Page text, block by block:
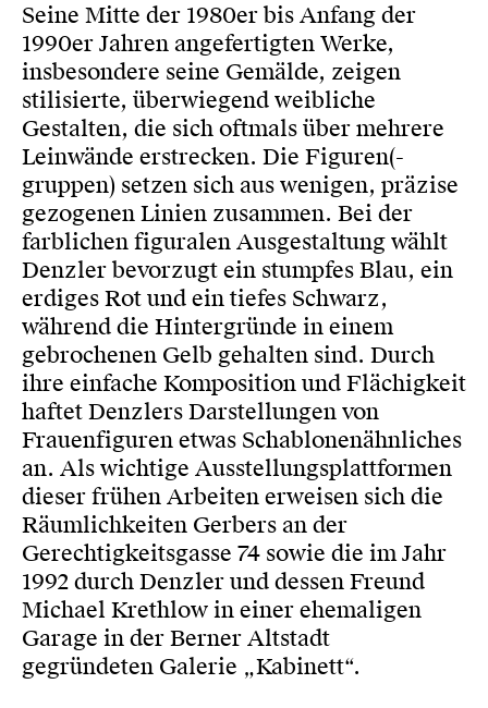
Seine Mitte der 1980er bis Anfang der
1990er Jahren angefertigten Werke,
insbesondere seine Gemälde, zeigen
stilisierte, überwiegend weibliche
Gestalten, die sich oftmals über mehrere
Leinwände erstrecken. Die Figuren(-
gruppen) setzen sich aus wenigen, präzise
gezogenen Linien zusammen. Bei der
farblichen figuralen Ausgestaltung wählt
Denzler bevorzugt ein stumpfes Blau, ein
erdiges Rot und ein tiefes Schwarz,
während die Hintergründe in einem
gebrochenen Gelb gehalten sind. Durch
ihre einfache Komposition und Flächigkeit
haftet Denzlers Darstellungen von
Frauenfiguren etwas Schablonenähnliches
an. Als wichtige Ausstellungsplattformen
dieser frühen Arbeiten erweisen sich die
Räumlichkeiten Gerbers an der
Gerechtigkeitsgasse 74 sowie die im Jahr
1992 durch Denzler und dessen Freund
Michael Krethlow in einer ehemaligen
Garage in der Berner Altstadt
gegründeten Galerie „Kabinett“.